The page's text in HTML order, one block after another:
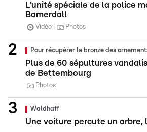
L'unité spéciale de la police
Bamerdall
Vidéo Photos
Pour récupérer le bronze des
Plus de 60 sépultures
de Bettembourg
Photos
Waldhaff
Une voiture percute un arbre,